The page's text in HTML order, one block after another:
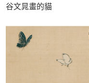
谷文晁畫的貓